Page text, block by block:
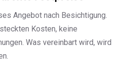
Angebot nach Besichtigung.
Kosten, keine
Was vereinbart wird, wird